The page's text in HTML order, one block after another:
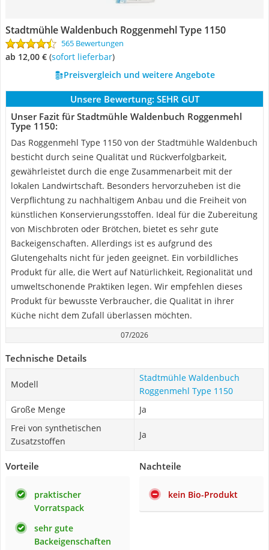
Stadtmühle Waldenbuch Roggenmehl Type 1150
565 Bewertungen
ab 12,00 € ( Sofort lieferbar)
Preisvergleich und weitere Angebote
Unsere Bewertung: SEHR GUT
Unser Fazit für Stadtmühle Waldenbuch Roggenmehl
Type 1150:
Das Roggenmehl Type 1150 von der Stadtmühle Waldenbuch
besticht durch seine Qualität und Rückverfolgbarkeit,
gewährleistet durch die enge Zusammenarbeit mit der
lokalen Landwirtschaft. Besonders hervorzuheben ist die
Verpflichtung zu nachhaltigem Anbau und die Freiheit von
künstlichen Konservierungsstoffen. Ideal für die Zubereitung
von Mischbroten oder Brötchen, bietet es sehr gute
Backeigenschaften. Allerdings ist es aufgrund des
Glutengehalts nicht für jeden geeignet. Ein vorbildliches
Produkt für alle, die Wert auf Natürlichkeit, Regionalität und
umweltschonende Praktiken legen. Wir empfehlen dieses
Produkt für bewusste Verbraucher, die Qualität in ihrer
Küche nicht dem Zufall überlassen möchten.
07/2026
Technische Details
Modell
Stadtmühle Waldenbuch
Roggenmehl Type 1150
Große Menge
Ja
Frei von synthetischen
Zusatzstoffen
Ja
Vorteile
praktischer
Vorratspack
sehr gute
Backeigenschaften
Nachteile
kein Bio-Produkt